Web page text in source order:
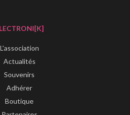
L'association
Actualités
Souvenirs
Adhérer
Boutique